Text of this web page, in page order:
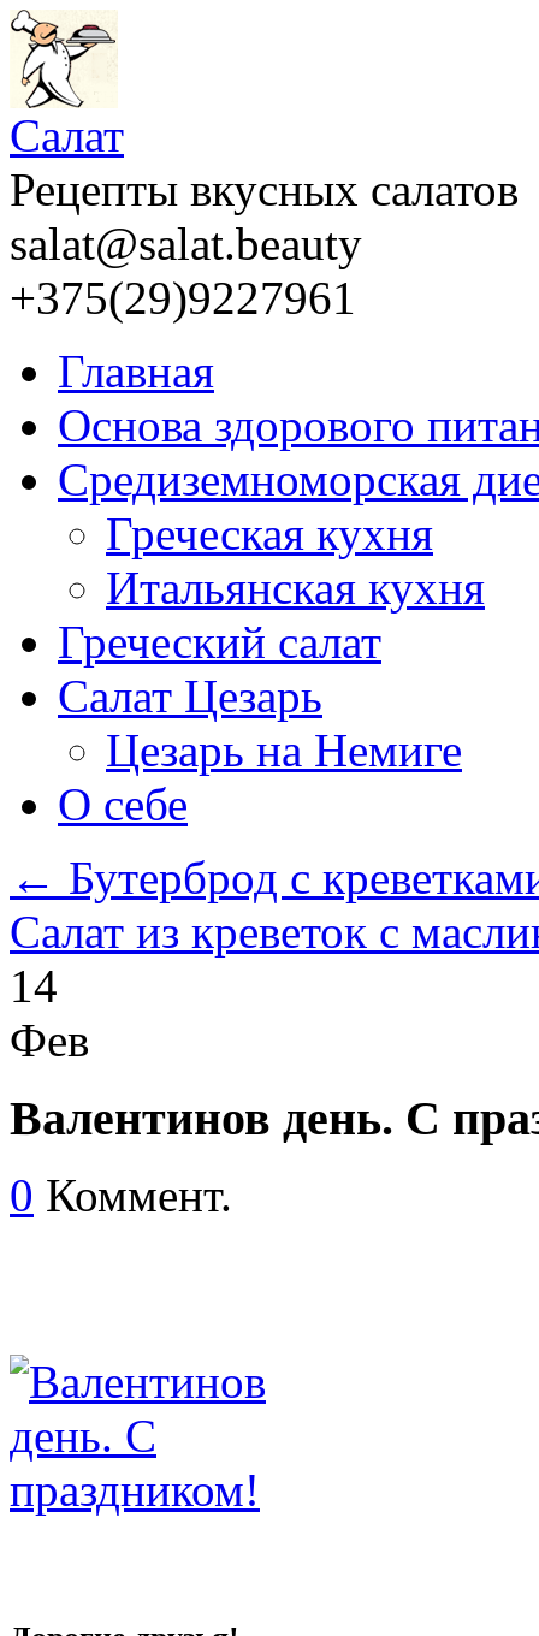
Салат
Рецепты вкусных салатов
salat@salat.beauty
+375(29)9227961
Главная
Основа здорового
Средиземноморская
Греческая кухня
Итальянская кухня
Греческий салат
Салат Цезарь
Цезарь на Немиге
О себе
← Бутерброд с
Салат из креветок с
14
Фев
Валентинов день. С
0 Коммент.